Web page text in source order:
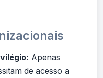
Apenas
de acesso a